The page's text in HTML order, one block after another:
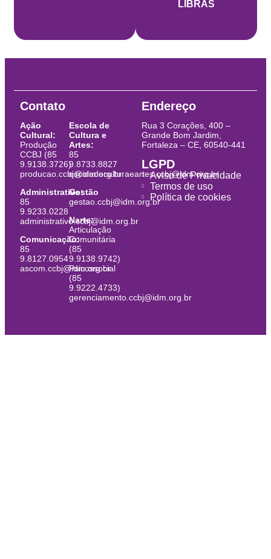
LIBRAS
Contato
Ação
Cultural:
Produção
CCBJ (85
9.9138.3726)
producao.ccbj@idm.org.br
Administrativo:
85
9.9233.0228
administrativo.ccbj@idm.org.br
Comunicação:
85
9.8127.0954
ascom.ccbj@idm.org.br
Escola de
Cultura e
Artes:
85
9.8733.8827
escoladeculturaeartes.ccbj@idm.org.br
Gestão
gestao.ccbj@idm.org.br
Narte:
Articulação
Comunitária
(85
9.9138.9742)
Psicossocial
(85
9.9222.4733)
gerenciamento.ccbj@idm.org.br
Endereço
Rua 3 Corações, 400 –
Grande Bom Jardim,
Fortaleza – CE, 60540-441
LGPD
Aviso de Privacidade
Termos de uso
Política de cookies